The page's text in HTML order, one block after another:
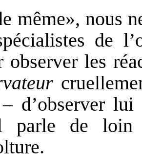
même», nous
de
observer les
d’observer
de loin